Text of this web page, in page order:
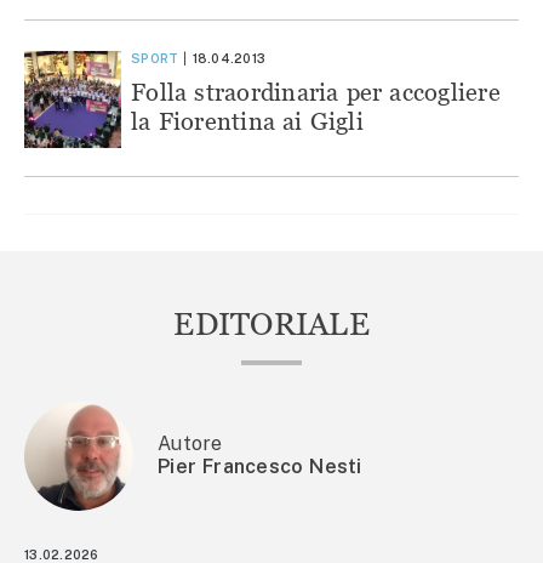
SPORT 18.04.2013
Folla straordinaria per accogliere
la Fiorentina ai Gigli
EDITORIALE
Autore
Pier Francesco Nesti
13.02.2026